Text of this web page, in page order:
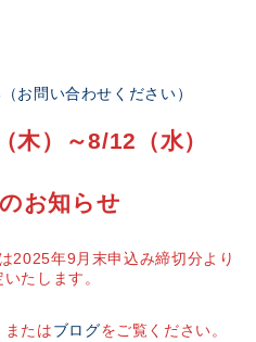
お問い合わせください）
木）～8/12（水）
お知らせ
2025年9月末申込み締切分より
たします。
またはブログをご覧ください。